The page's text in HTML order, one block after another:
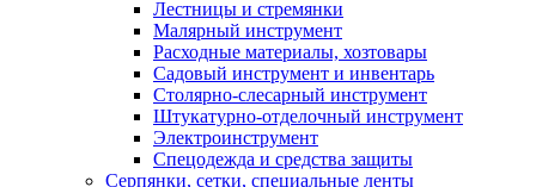
Лестницы и стремянки
Малярный инструмент
Расходные материалы, хозтовары
Садовый инструмент и инвентарь
Столярно-слесарный инструмент
Штукатурно-отделочный инструмент
Электроинструмент
Спецодежда и средства защиты
Серпянки, сетки, специальные ленты